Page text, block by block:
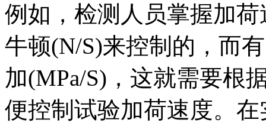
例如，检测人员掌握加
牛顿(N/S)来控制的，而
加(MPa/S)，这就需要根
便控制试验加荷速度。